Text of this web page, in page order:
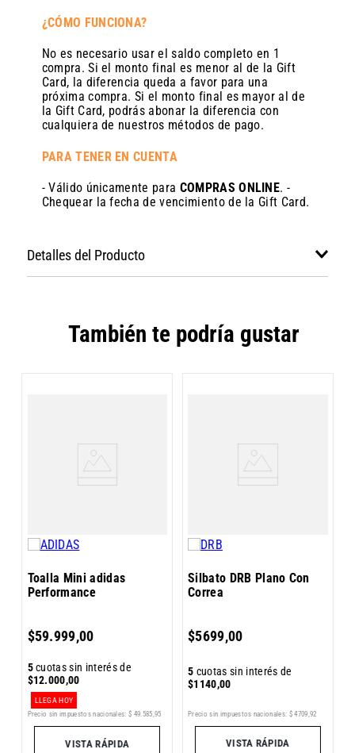
¿CÓMO FUNCIONA?
No es necesario usar el saldo completo en 1
compra. Si el monto final es menor al de la Gift
Card, la diferencia queda a favor para una
próxima compra. Si el monto final es mayor al de
la Gift Card, podrás abonar la diferencia con
cualquiera de nuestros métodos de pago.
PARA TENER EN CUENTA
- Válido únicamente para COMPRAS ONLINE. -
Chequear la fecha de vencimiento de la Gift Card.
Detalles del Producto
También te podría gustar
Toalla Mini adidas
Performance
$59.999,00
5cuotas sin interés de
$12.000,00
LLEGA HOY
Precio sin impuestos nacionales: $ 49 585 95
VISTA RÁPIDA
Silbato DRB Plano Con
Correa
$5699,00
5 cuotas sin interés de
$1140,00
Precio sin impuestos nacionales: $ 4709 92
VISTA RÁPIDA